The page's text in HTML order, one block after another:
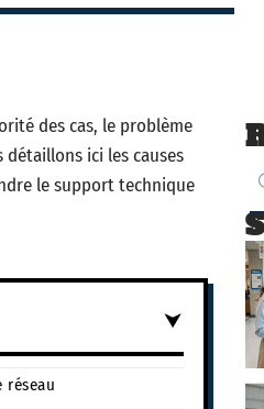
des cas, le problème
ici les causes
le support technique
réseau